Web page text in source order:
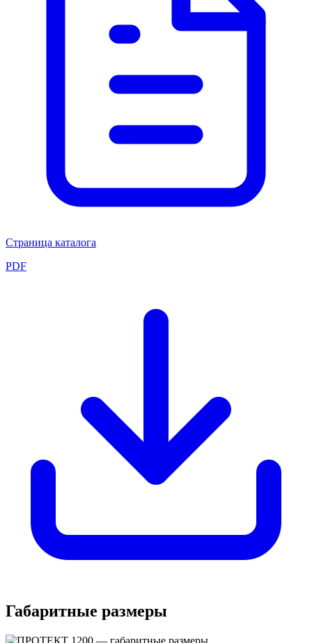
Страница каталога
PDF
Габаритные размеры